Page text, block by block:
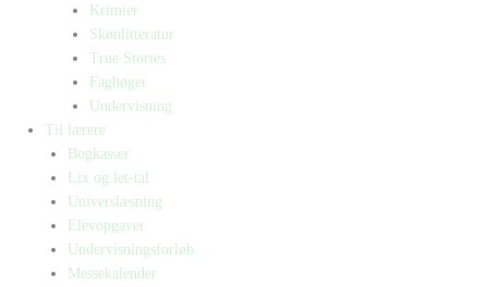
Krimier
Skønlitteratur
True Stories
Fagbøger
Undervisning
Til lærere
Bogkasser
Lix og let-tal
Universlæsning
Elevopgaver
Undervisningsforløb
Messekalender